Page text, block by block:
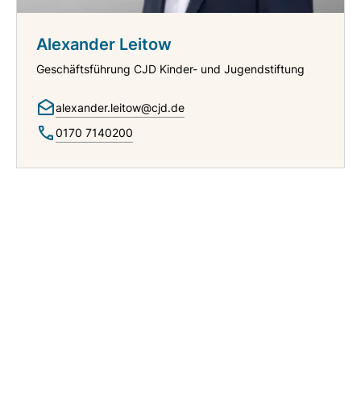
Alexander Leitow
Geschäftsführung CJD Kinder- und Jugendstiftung
alexander.leitow@cjd.de
0170 7140200